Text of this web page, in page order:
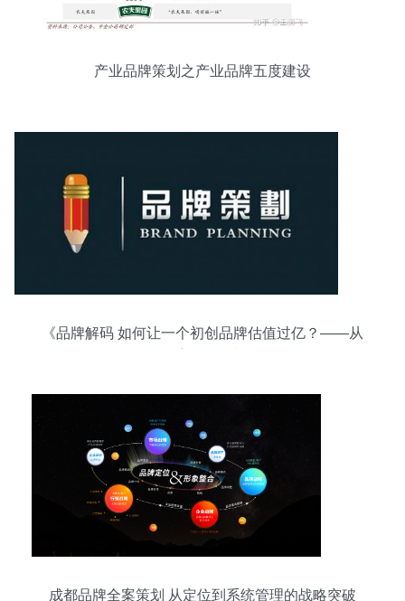
产业品牌策划之产业品牌五度建设
《品牌解码 如何让一个初创品牌估值过亿？——从
成都品牌全案策划 从定位到系统管理的战略突破